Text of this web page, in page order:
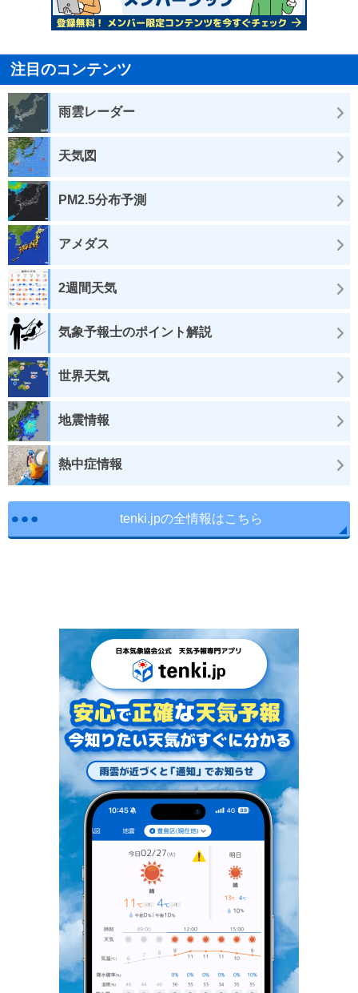
注目のコンテンツ
雨雲レーダー
天気図
PM2.5分布予測
アメダス
2週間天気
気象予報士のポイント解説
世界天気
地震情報
熱中症情報
tenki.jpの全情報はこちら